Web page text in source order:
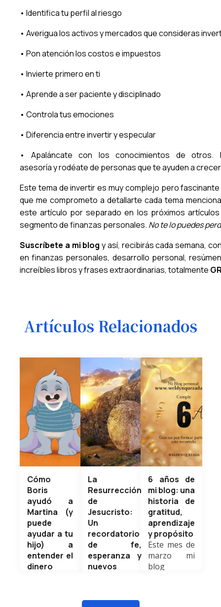
• Identifica tu perfil al riesgo
• Averigua los activos y mercados que consideras
• Pon atención los costos e impuestos
• Invierte primero en ti
• Aprende a ser paciente y disciplinado
• Controla tus emociones
• Diferencia entre invertir y especular
• Apaláncate con los conocimientos de otros.
asesoría y rodéate de personas que te ayuden a crecer
Este tema de invertir es muy complejo pero
que me comprometo a detallarte cada tema
este artículo por separado en los próximos
segmento de finanzas personales. No te lo puedes
Suscríbete a mi blog y así, recibirás cada semana,
en finanzas personales, desarrollo personal,
increíbles libros y frases extraordinarias, totalmente
Artículos Relacionados
Cómo
Boris
ayudó a
Martina (y
puede
ayudar a tu
hijo) a
entender el
dinero
La
Resurrección
de
Jesucristo:
Un
recordatorio
de fe,
esperanza y
nuevos
Domingo de
6 años de
mi blog: una
historia de
gratitud,
aprendizaje
y propósito
Este mes de
marzo mi
blog